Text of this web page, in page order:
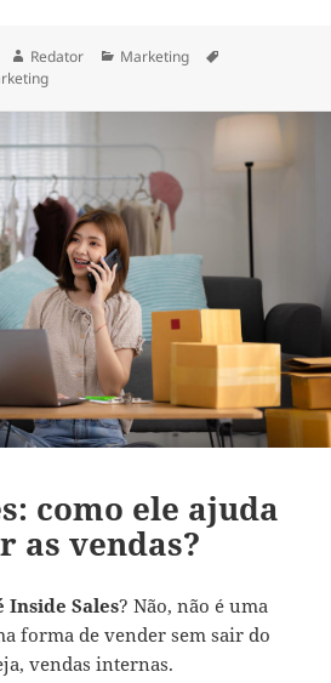
Autor
Redator Categorias
Marketing
como ele ajuda
as vendas?
Inside Sales? Não, não é uma
forma de vender sem sair do
vendas internas.